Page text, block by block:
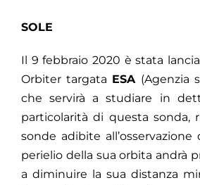
SOLE‌
Il 9 febbraio 2020 è stata
Orbiter targata ESA(Agenzia
che servirà a studiare in
particolarità di questa sonda,
sonde adibite
perielio della sua orbita andrà
a diminuire la sua distanza